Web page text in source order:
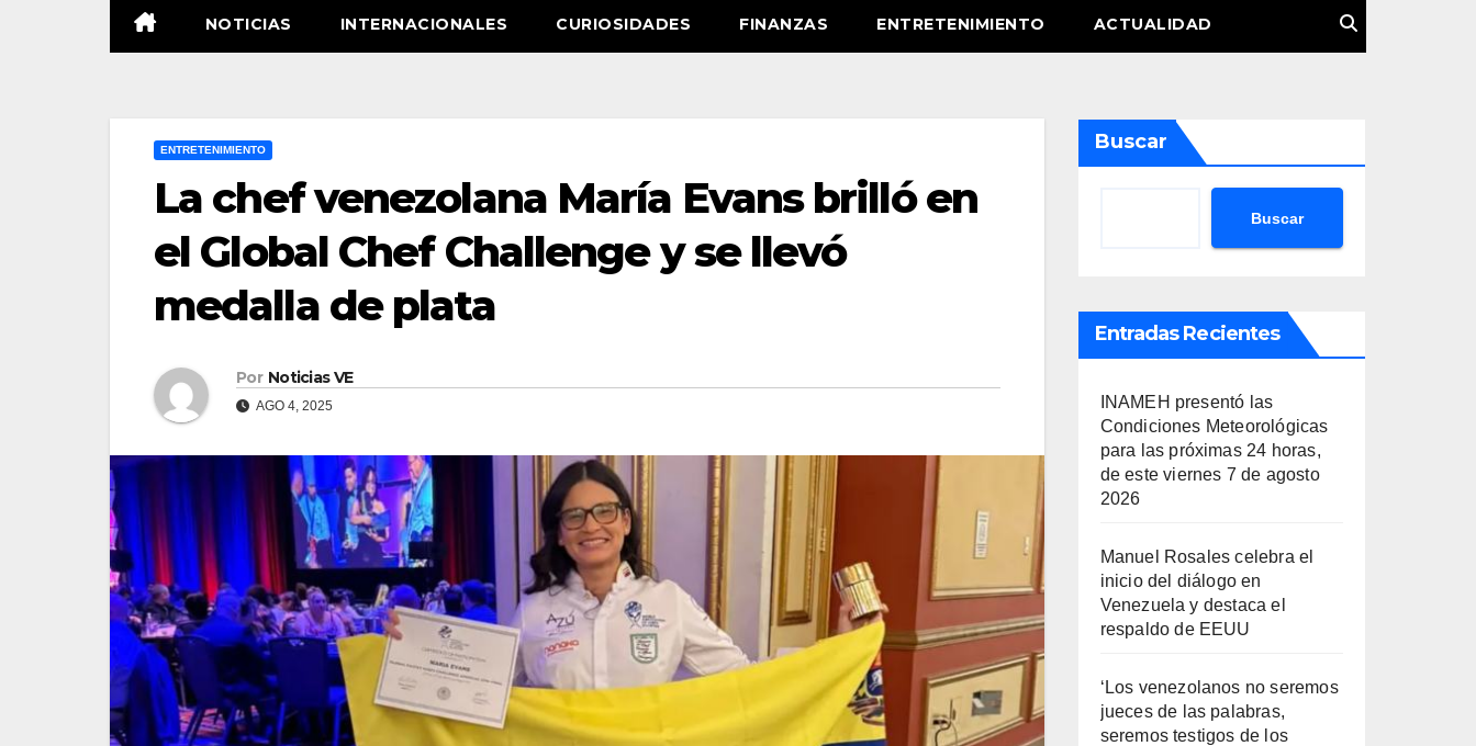
NOTICIAS INTERNACIONALES CURIOSIDADES FINANZAS ENTRETENIMIENTO ACTUALIDAD
ENTRETENIMIENTO
La chef venezolana María Evans brilló en
el Global Chef Challenge y se llevó
medalla de plata
Por Noticias VE
AGO 4, 2025
Buscar
Buscar
Entradas Recientes
INAMEH presentó las
Condiciones Meteorológicas
para las próximas 24 horas,
de este viernes 7 de agosto
2026
Manuel Rosales celebra el
inicio del diálogo en
Venezuela y destaca el
respaldo de EEUU
‘Los venezolanos no seremos
jueces de las palabras,
seremos testigos de los